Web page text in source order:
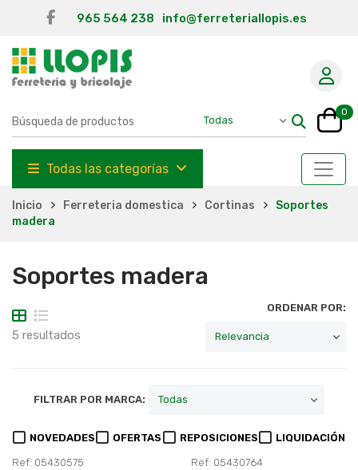
965 564 238 info@ferreteriallopis.es
0
Todas las categorías
Inicio Ferreteria domestica Cortinas
Soportes
madera
Soportes madera
5 resultados
ORDENAR POR:
FILTRAR POR MARCA:
NOVEDADES OFERTAS REPOSICIONES LIQUIDACIÓN
Ref: 05430575 Ref: 05430764